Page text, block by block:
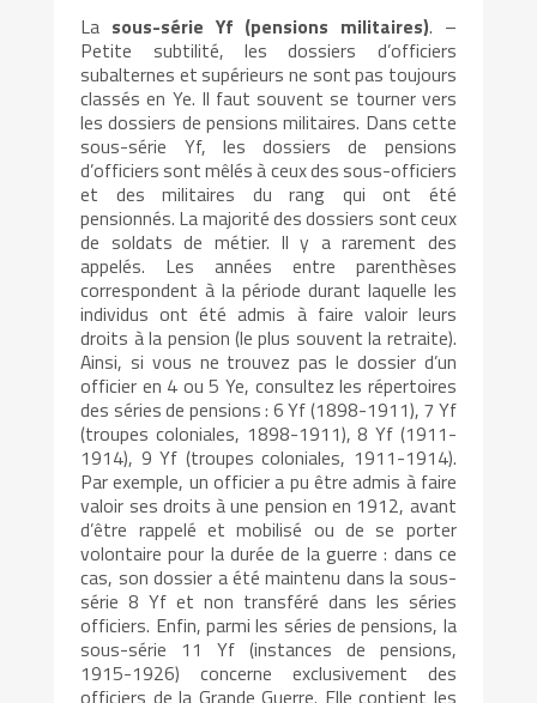
La sous-série Yf (pensions militaires). –
Petite subtilité, les dossiers d’officiers
subalternes et supérieurs ne sont pas toujours
classés en Ye. Il faut souvent se tourner vers
les dossiers de pensions militaires. Dans cette
sous-série Yf, les dossiers de pensions
d’officiers sont mêlés à ceux des sous-officiers
et des militaires du rang qui ont été
pensionnés. La majorité des dossiers sont ceux
de soldats de métier. Il y a rarement des
appelés. Les années entre parenthèses
correspondent à la période durant laquelle les
individus ont été admis à faire valoir leurs
droits à la pension (le plus souvent la retraite).
Ainsi, si vous ne trouvez pas le dossier d’un
officier en 4 ou 5 Ye, consultez les répertoires
des séries de pensions : 6 Yf (1898-1911), 7 Yf
(troupes coloniales, 1898-1911), 8 Yf (1911-
1914), 9 Yf (troupes coloniales, 1911-1914).
Par exemple, un officier a pu être admis à faire
valoir ses droits à une pension en 1912, avant
d’être rappelé et mobilisé ou de se porter
volontaire pour la durée de la guerre : dans ce
cas, son dossier a été maintenu dans la sous-
série 8 Yf et non transféré dans les séries
officiers. Enfin, parmi les séries de pensions, la
sous-série 11 Yf (instances de pensions,
1915-1926) concerne exclusivement des
officiers de la Grande Guerre. Elle contient les